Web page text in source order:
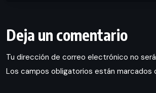
Deja un comentario
Tu dirección de correo electrónico no
Los campos obligatorios están marcados